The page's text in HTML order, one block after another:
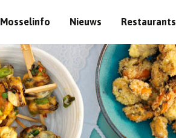
Mosselinfo Nieuws Restaurants